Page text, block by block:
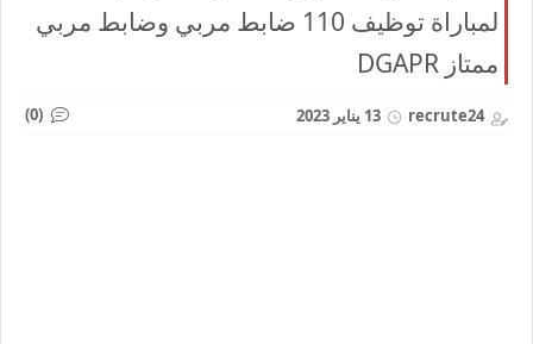
لمباراة توظيف 110 ضابط مربي وضابط مربي
ممتاز DGAPR
recrute24 13 يناير 2023 (0)